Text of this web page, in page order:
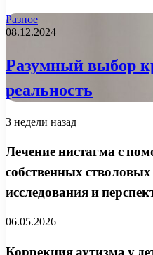
Разное
08.12.2024
Разумный выбор
реальность
3 недели назад
Лечение нистагма с
собственных
исследования и
06.05.2026